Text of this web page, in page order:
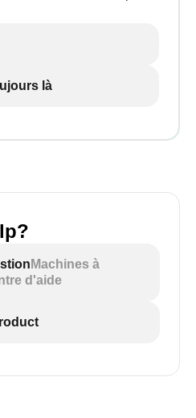
là
Machines à
d'aide